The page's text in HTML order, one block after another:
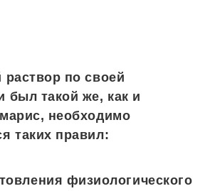
по своей
был такой же, как и
необходимо
таких правил:
физиологического